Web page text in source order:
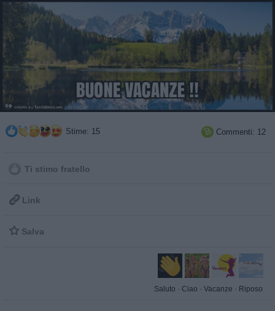
Stime: 15  Commenti: 12
Ti stimo fratello
 Link
 Salva
Saluto · Ciao · Vacanze · Riposo